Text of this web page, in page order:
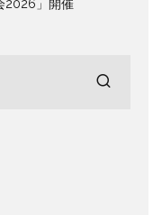
2026」開催